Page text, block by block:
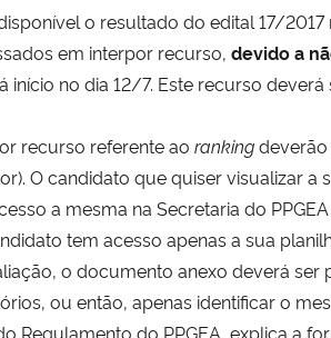
o resultado do edital 17/
em interpor recurso, devido a
no dia 12/7. Este recurso deverá
recurso referente ao rankingdeverão
O candidato que quiser visualizar
a mesma na Secretaria do
tem acesso apenas a sua
o documento anexo deverá
ou então, apenas identificar o
Regulamento do PPGEA, explica a